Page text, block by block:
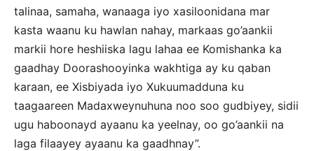
talinaa, samaha, wanaaga iyo xasiloonidana mar
kasta waanu ku hawlan nahay, markaas go’aankii
markii hore heshiiska lagu lahaa ee Komishanka ka
gaadhay Doorashooyinka wakhtiga ay ku qaban
karaan, ee Xisbiyada iyo Xukuumadduna ku
taagaareen Madaxweynuhuna noo soo gudbiyey, sidii
ugu haboonayd ayaanu ka yeelnay, oo go’aankii na
laga filaayey ayaanu ka gaadhnay”.